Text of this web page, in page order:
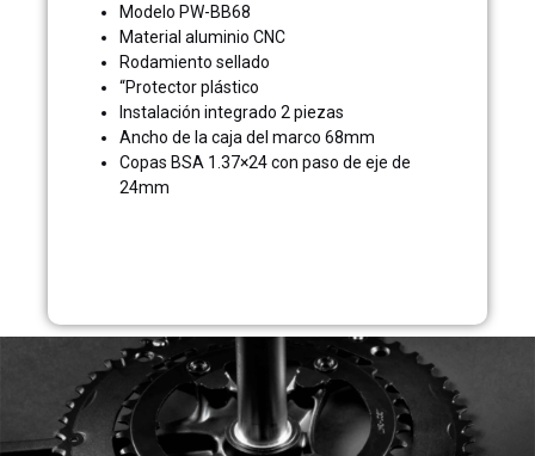
Modelo PW-BB68
Material aluminio CNC
Rodamiento sellado
“Protector plástico
Instalación integrado 2 piezas
Ancho de la caja del marco 68mm
Copas BSA 1.37×24 con paso de eje de
24mm